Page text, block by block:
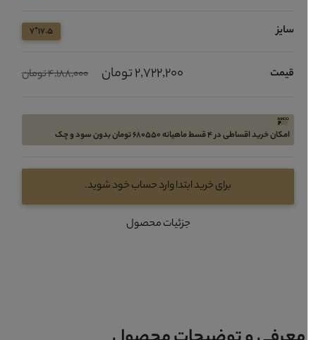
سایز 17.5*7
قیمت 2,722,200 تومان 4,188,000 تومان
امکان خرید اقساطی در 4 قسط ماهیانه 680550 تومان بدون سود و چک
برای خرید ابتدا وارد حساب خود شوید.
جزئیات محصول